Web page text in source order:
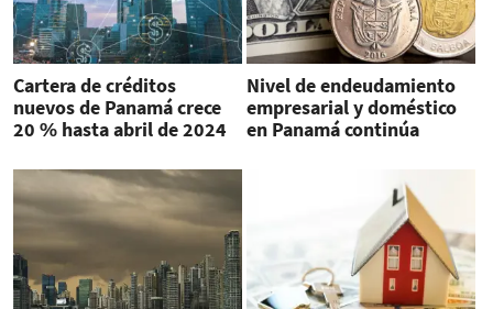
Cartera de créditos
nuevos de Panamá crece
20 % hasta abril de 2024
Nivel de endeudamiento
empresarial y doméstico
en Panamá continúa